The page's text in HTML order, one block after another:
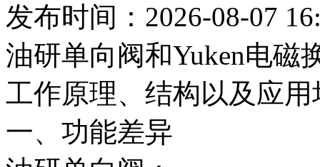
发布时间：2026-08-07
油研单向阀和Yuken电磁
工作原理、结构以及应
一、功能差异